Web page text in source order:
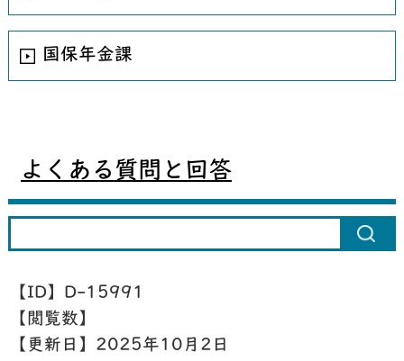
国保年金課
よくある質問と回答
【ID】 D-15991
【閲覧数】
【更新日】 2025年10月2日